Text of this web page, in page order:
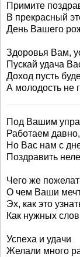
Примите
В прекрасный
День Вашего
Здоровья Вам,
Пускай удача
Доход пусть
А молодость не
Под Вашим
Работаем давно,
Но Вас нам с
Поздравить
Чего же
О чем Ваши
Эх, как это
Как нужных
Успеха и удачи
Желали много